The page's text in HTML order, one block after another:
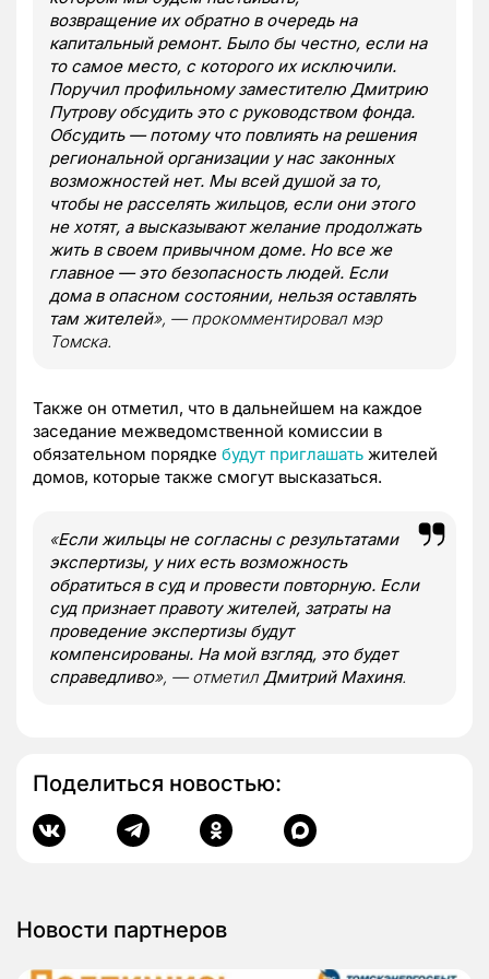
возвращение их обратно в очередь на
капитальный ремонт. Было бы честно, если на
то самое место, с которого их исключили.
Поручил профильному заместителю Дмитрию
Путрову обсудить это с руководством фонда.
Обсудить — потому что повлиять на решения
региональной организации у нас законных
возможностей нет. Мы всей душой за то,
чтобы не расселять жильцов, если они этого
не хотят, а высказывают желание продолжать
жить в своем привычном доме. Но все же
главное — это безопасность людей. Если
дома в опасном состоянии, нельзя оставлять
там жителей», — прокомментировал мэр
Томска.
Также он отметил, что в дальнейшем на каждое
заседание межведомственной комиссии в
обязательном порядке будут приглашать жителей
домов, которые также смогут высказаться.
«Если жильцы не согласны с результатами
экспертизы, у них есть возможность
обратиться в суд и провести повторную. Если
суд признает правоту жителей, затраты на
проведение экспертизы будут
компенсированы. На мой взгляд, это будет
справедливо», — отметил Дмитрий Махиня.
Поделиться новостью:
Новости партнеров